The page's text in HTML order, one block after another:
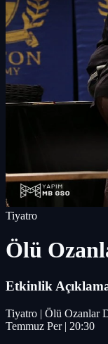
Tiyatro
Ölü
Etkinlik
Tiyatro | Ölü Ozanlar
Temmuz Per | 20:30